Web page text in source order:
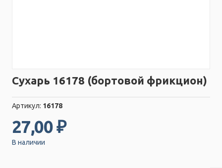
Сухарь 16178 (бортовой фрикцион)
Артикул: 16178
27,00 ₽
В наличии